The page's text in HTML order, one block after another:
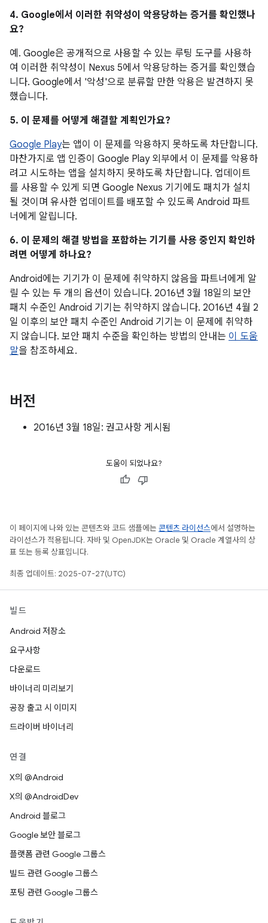
4. Google에서 이러한 취약성이 악용당하는 증거를 확인했나
요?
예. Google은 공개적으로 사용할 수 있는 루팅 도구를 사용하
여 이러한 취약성이 Nexus 5에서 악용당하는 증거를 확인했습
니다. Google에서 '악성'으로 분류할 만한 악용은 발견하지 못
했습니다.
5. 이 문제를 어떻게 해결할 계획인가요?
Google Play는 앱이 이 문제를 악용하지 못하도록 차단합니다.
마찬가지로 앱 인증이 Google Play 외부에서 이 문제를 악용하
려고 시도하는 앱을 설치하지 못하도록 차단합니다. 업데이트
를 사용할 수 있게 되면 Google Nexus 기기에도 패치가 설치
될 것이며 유사한 업데이트를 배포할 수 있도록 Android 파트
너에게 알립니다.
6. 이 문제의 해결 방법을 포함하는 기기를 사용 중인지 확인하
려면 어떻게 하나요?
Android에는 기기가 이 문제에 취약하지 않음을 파트너에게 알
릴 수 있는 두 개의 옵션이 있습니다. 2016년 3월 18일의 보안
패치 수준인 Android 기기는 취약하지 않습니다. 2016년 4월 2
일 이후의 보안 패치 수준인 Android 기기는 이 문제에 취약하
지 않습니다. 보안 패치 수준을 확인하는 방법의 안내는 이 도움
말을 참조하세요.
버전
2016년 3월 18일: 권고사항 게시됨
도움이 되었나요?
이 페이지에 나와 있는 콘텐츠와 코드 샘플에는 콘텐츠 라이선스에서 설명하는
라이선스가 적용됩니다. 자바 및 OpenJDK는 Oracle 및 Oracle 계열사의 상
표 또는 등록 상표입니다.
최종 업데이트: 2025-07-27(UTC)
빌드
Android 저장소
요구사항
다운로드
바이너리 미리보기
공장 출고 시 이미지
드라이버 바이너리
연결
X의 @Android
X의 @AndroidDev
Android 블로그
Google 보안 블로그
플랫폼 관련 Google 그룹스
빌드 관련 Google 그룹스
포팅 관련 Google 그룹스